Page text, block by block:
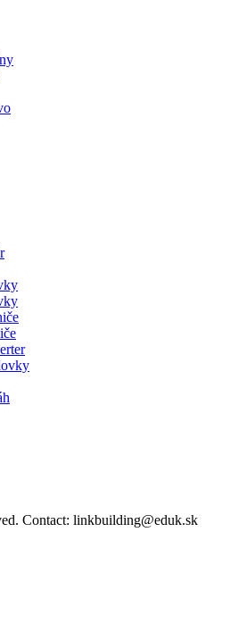
Contact: linkbuilding@eduk.sk